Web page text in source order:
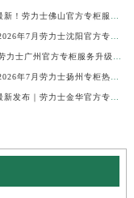
2026年7月最新！劳力士佛山官方专柜服务热线+门店信息，一篇全解
重磅通告｜2026年7月劳力士沈阳官方专柜客户服务热线焕新发布
权威公告！劳力士广州官方专柜服务升级｜2026年7月最新客服热线及专柜信息通告
官方通知｜2026年7月劳力士扬州专柜热线，客服服务升级公告
2026年7月最新发布｜劳力士金华官方专柜服务热线+客户服务电话汇总